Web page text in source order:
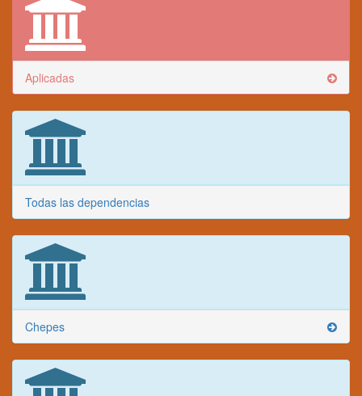
Aplicadas
Todas las dependencias
Chepes